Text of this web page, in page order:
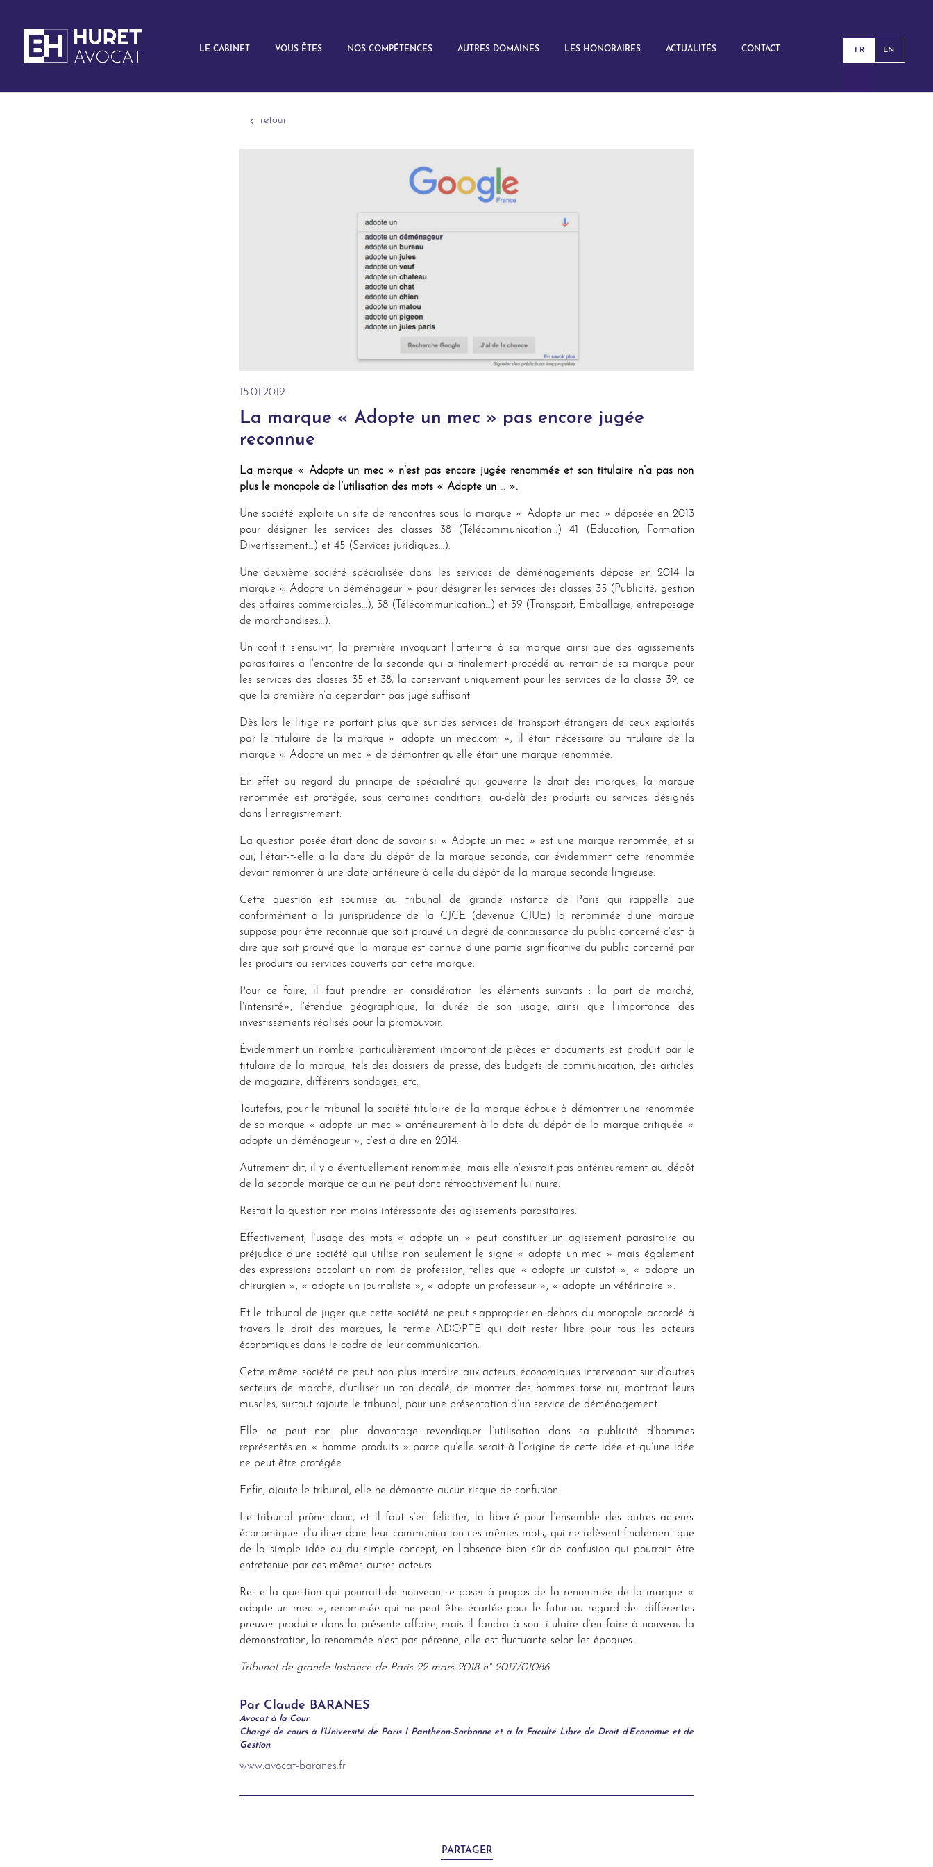
LE CABINET VOUS ÊTES NOS COMPÉTENCES AUTRES DOMAINES LES HONORAIRES ACTUALITÉS CONTACT EN
FR
retour
La marque « Adopte un mec » pas encore jugée
reconnue
15.01.2019
La marque « Adopte un mec » n’est pas encore jugée renommée et son titulaire n’a pas non
plus le monopole de l’utilisation des mots « Adopte un … ».
Une société exploite un site de rencontres sous la marque « Adopte un mec » déposée en 2013
pour désigner les services des classes 38 (Télécommunication…) 41 (Education, Formation
Divertissement…) et 45 (Services juridiques…).
Une deuxième société spécialisée dans les services de déménagements dépose en 2014 la
marque « Adopte un déménageur » pour désigner les services des classes 35 (Publicité, gestion
des affaires commerciales…), 38 (Télécommunication…) et 39 (Transport, Emballage, entreposage
de marchandises…).
Un conflit s’ensuivit, la première invoquant l’atteinte à sa marque ainsi que des agissements
parasitaires à l’encontre de la seconde qui a finalement procédé au retrait de sa marque pour
les services des classes 35 et 38, la conservant uniquement pour les services de la classe 39, ce
que la première n’a cependant pas jugé suffisant.
Dès lors le litige ne portant plus que sur des services de transport étrangers de ceux exploités
par le titulaire de la marque « adopte un mec.com », il était nécessaire au titulaire de la
marque « Adopte un mec » de démontrer qu’elle était une marque renommée.
En effet au regard du principe de spécialité qui gouverne le droit des marques, la marque
renommée est protégée, sous certaines conditions, au-delà des produits ou services désignés
dans l’enregistrement.
La question posée était donc de savoir si « Adopte un mec » est une marque renommée, et si
oui, l’était-t-elle à la date du dépôt de la marque seconde, car évidemment cette renommée
devait remonter à une date antérieure à celle du dépôt de la marque seconde litigieuse.
Cette question est soumise au tribunal de grande instance de Paris qui rappelle que
conformément à la jurisprudence de la CJCE (devenue CJUE) la renommée d’une marque
suppose pour être reconnue que soit prouvé un degré de connaissance du public concerné c’est à
dire que soit prouvé que la marque est connue d’une partie significative du public concerné par
les produits ou services couverts pat cette marque.
Pour ce faire, il faut prendre en considération les éléments suivants : la part de marché,
l’intensité», l’étendue géographique, la durée de son usage, ainsi que l’importance des
investissements réalisés pour la promouvoir.
Évidemment un nombre particulièrement important de pièces et documents est produit par le
titulaire de la marque, tels des dossiers de presse, des budgets de communication, des articles
de magazine, différents sondages, etc.
Toutefois, pour le tribunal la société titulaire de la marque échoue à démontrer une renommée
de sa marque « adopte un mec » antérieurement à la date du dépôt de la marque critiquée «
adopte un déménageur », c’est à dire en 2014.
Autrement dit, il y a éventuellement renommée, mais elle n’existait pas antérieurement au dépôt
de la seconde marque ce qui ne peut donc rétroactivement lui nuire.
Restait la question non moins intéressante des agissements parasitaires.
Effectivement, l’usage des mots « adopte un » peut constituer un agissement parasitaire au
préjudice d’une société qui utilise non seulement le signe « adopte un mec » mais également
des expressions accolant un nom de profession, telles que « adopte un cuistot », « adopte un
chirurgien », « adopte un journaliste », « adopte un professeur », « adopte un vétérinaire ».
Et le tribunal de juger que cette société ne peut s’approprier en dehors du monopole accordé à
travers le droit des marques, le terme ADOPTE qui doit rester libre pour tous les acteurs
économiques dans le cadre de leur communication.
Cette même société ne peut non plus interdire aux acteurs économiques intervenant sur d’autres
secteurs de marché, d’utiliser un ton décalé, de montrer des hommes torse nu, montrant leurs
muscles, surtout rajoute le tribunal, pour une présentation d’un service de déménagement.
Elle ne peut non plus davantage revendiquer l’utilisation dans sa publicité d’hommes
représentés en « homme produits » parce qu’elle serait à l’origine de cette idée et qu’une idée
ne peut être protégée
Enfin, ajoute le tribunal, elle ne démontre aucun risque de confusion.
Le tribunal prône donc, et il faut s’en féliciter, la liberté pour l’ensemble des autres acteurs
économiques d’utiliser dans leur communication ces mêmes mots, qui ne relèvent finalement que
de la simple idée ou du simple concept, en l’absence bien sûr de confusion qui pourrait être
entretenue par ces mêmes autres acteurs.
Reste la question qui pourrait de nouveau se poser à propos de la renommée de la marque «
adopte un mec », renommée qui ne peut être écartée pour le futur au regard des différentes
preuves produite dans la présente affaire, mais il faudra à son titulaire d’en faire à nouveau la
démonstration, la renommée n’est pas pérenne, elle est fluctuante selon les époques.
Tribunal de grande Instance de Paris 22 mars 2018 n° 2017/01086
Par Claude BARANES
Avocat à la Cour
Chargé de cours à l’Université de Paris I Panthéon-Sorbonne et à la Faculté Libre de Droit d’Economie et de
Gestion.
www.avocat-baranes.fr
PARTAGER